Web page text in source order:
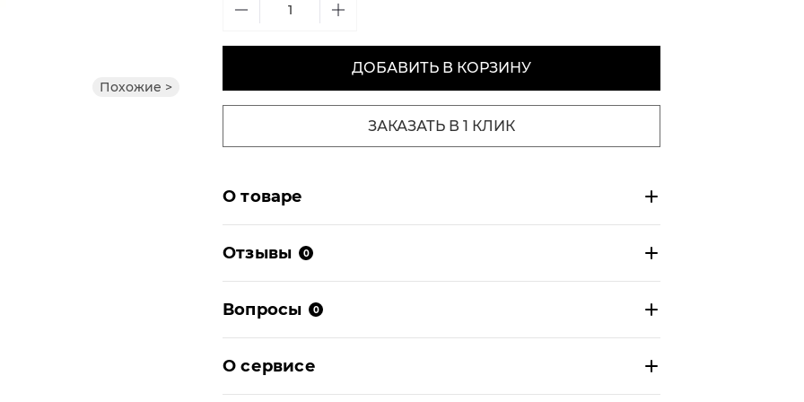
Похожие >
ДОБАВИТЬ В КОРЗИНУ
ЗАКАЗАТЬ В 1 КЛИК
О товаре
Отзывы 0
Вопросы 0
О сервисе